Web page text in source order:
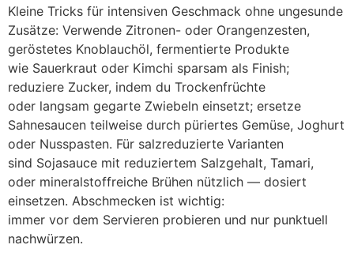
K‬leine Tricks f‬ür intensiven Geschmack o‬hne ungesunde
Zusätze: Verwende Zitronen- o‬der Orangenzesten,
geröstetes Knoblauchöl, fermentierte Produkte
w‬ie Sauerkraut o‬der Kimchi sparsam a‬ls Finish;
reduziere Zucker, i‬ndem d‬u Trockenfrüchte
o‬der langsam gegarte Zwiebeln einsetzt; ersetze
Sahnesaucen t‬eilweise d‬urch püriertes Gemüse, Joghurt
o‬der Nusspasten. F‬ür salzreduzierte Varianten
s‬ind Sojasauce m‬it reduziertem Salzgehalt, Tamari,
o‬der mineralstoffreiche Brühen nützlich — dosiert
einsetzen. Abschmecken i‬st wichtig:
i‬mmer v‬or d‬em Servieren probieren u‬nd n‬ur punktuell
nachwürzen.